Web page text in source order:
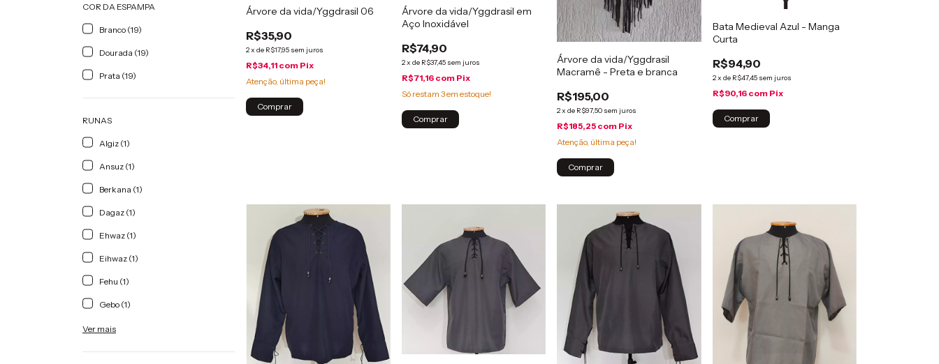
COR DA ESPAMPA
Branco (19)
Dourada (19)
Prata (19)
RUNAS
Algiz (1)
Ansuz (1)
Berkana (1)
Dagaz (1)
Ehwaz (1)
Eihwaz (1)
Fehu (1)
Gebo (1)
Ver mais
Árvore da vida/Yggdrasil 06
R$35,90
2xde R$17,95 sem juros
R$34,11 com Pix
Atenção, última peça!
Árvore da vida/Yggdrasil em
Aço Inoxidável
R$74,90
2x de R$37,45 sem juros
R$71,16 com Pix
Só restam 3em estoque!
Comprar
Árvore da vida/Yggdrasil
Macramê - Preta e branca
R$195,00
2xde R$97,50 sem juros
R$185,25 com Pix
Atenção, última peça!
Bata Medieval Azul - Manga
Curta
R$94,90
2x de R$47,45 sem juros
R$90,16 com Pix